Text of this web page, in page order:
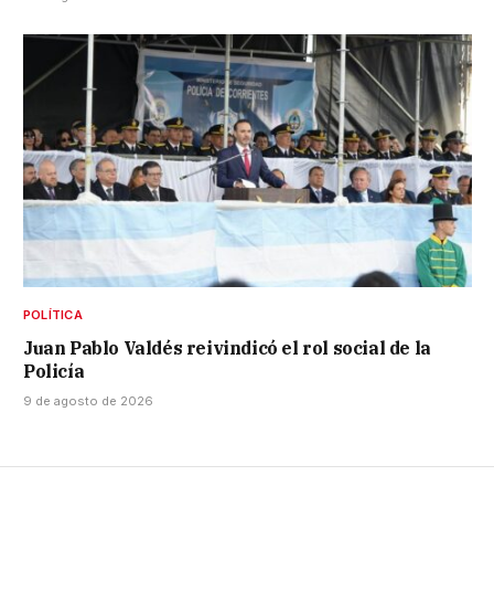
POLÍTICA
Juan Pablo Valdés reivindicó el rol social de la
Policía
9 de agosto de 2026